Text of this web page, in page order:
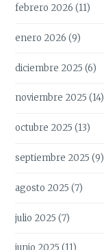
febrero 2026 (11)
enero 2026 (9)
diciembre 2025 (6)
noviembre 2025 (14)
octubre 2025 (13)
septiembre 2025 (9)
agosto 2025 (7)
julio 2025 (7)